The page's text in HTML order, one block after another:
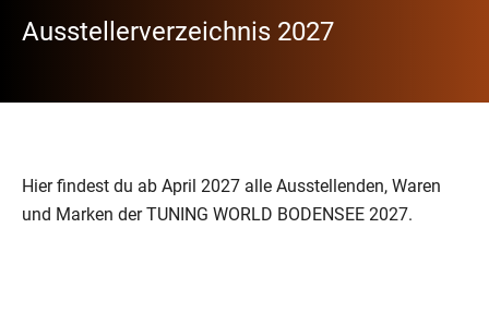
Ausstellerverzeichnis 2027
Hier findest du ab April 2027 alle Ausstellenden, Waren
und Marken der TUNING WORLD BODENSEE 2027.